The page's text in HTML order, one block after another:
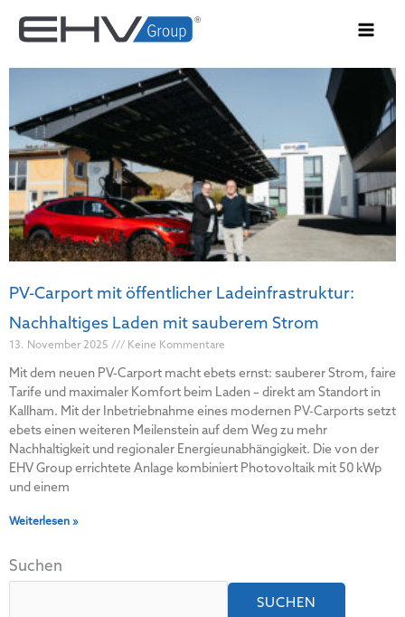
Zum
Inhalt
springen
PV-Carport mit öffentlicher Ladeinfrastruktur:
Nachhaltiges Laden mit sauberem Strom
13. November 2025 Keine Kommentare
Mit dem neuen PV-Carport macht ebets ernst: sauberer Strom, faire
Tarife und maximaler Komfort beim Laden – direkt am Standort in
Kallham. Mit der Inbetriebnahme eines modernen PV-Carports setzt
ebets einen weiteren Meilenstein auf dem Weg zu mehr
Nachhaltigkeit und regionaler Energieunabhängigkeit. Die von der
EHV Group errichtete Anlage kombiniert Photovoltaik mit 50 kWp
und einem
Weiterlesen »
Suchen
SUCHEN